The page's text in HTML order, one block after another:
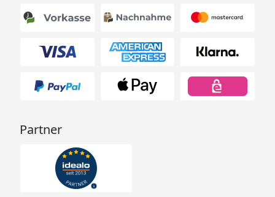
Partner